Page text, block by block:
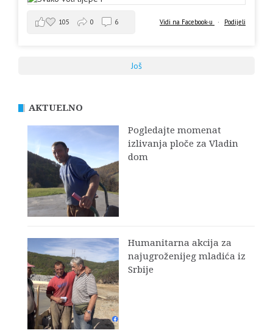
Vidi na Facebook-u · Podijeli
105 0 6
Još
AKTUELNO
Pogledajte momenat
izlivanja ploče za Vladin
dom
Humanitarna akcija za
najugroženijeg mladića iz
Srbije